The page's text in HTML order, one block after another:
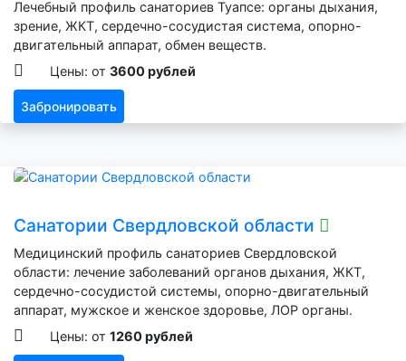
Лечебный профиль санаториев Туапсе: органы дыхания,
зрение, ЖКТ, сердечно-сосудистая система, опорно-
двигательный аппарат, обмен веществ.
Цены: от 3600 рублей
Забронировать
Санатории Свердловской области
Медицинский профиль санаториев Свердловской
области: лечение заболеваний органов дыхания, ЖКТ,
сердечно-сосудистой системы, опорно-двигательный
аппарат, мужское и женское здоровье, ЛОР органы.
Цены: от 1260 рублей